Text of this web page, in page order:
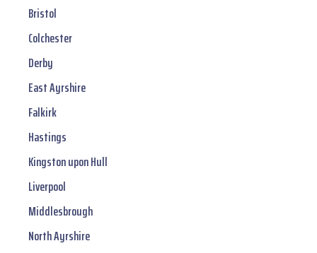
Bristol
Colchester
Derby
East Ayrshire
Falkirk
Hastings
Kingston upon Hull
Liverpool
Middlesbrough
North Ayrshire